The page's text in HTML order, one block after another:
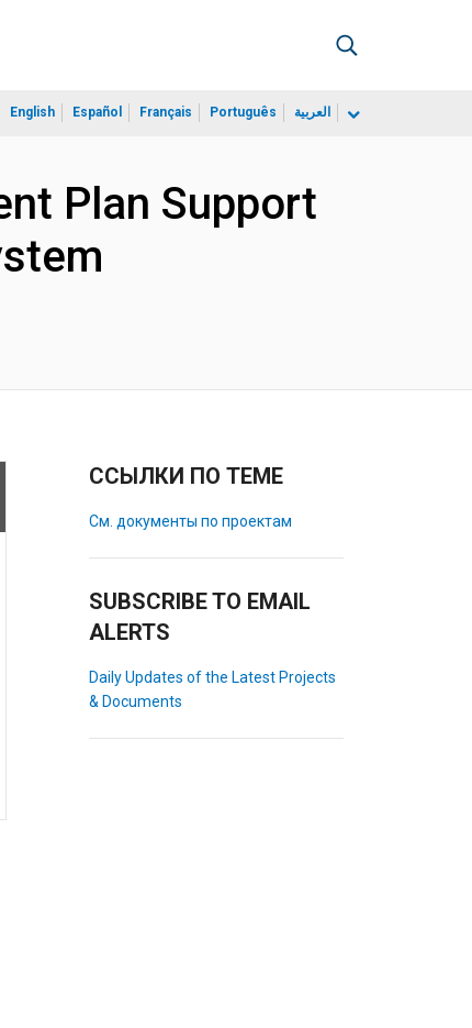
English Español Français Português العربية
Plan Support
ССЫЛКИ ПО ТЕМЕ
См. документы по проектам
SUBSCRIBE TO EMAIL
ALERTS
Daily Updates of the Latest Projects
& Documents